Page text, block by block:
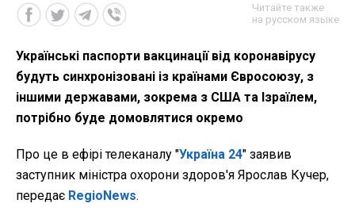
Читайте также
на русском языке
Українські паспорти вакцинації від коронавірусу
будуть синхронізовані із країнами Євросоюзу, з
іншими державами, зокрема з США та Ізраїлем,
потрібно буде домовлятися окремо
Про це в ефірі телеканалу "Україна 24" заявив
заступник міністра охорони здоров'я Ярослав Кучер,
передає RegioNews.